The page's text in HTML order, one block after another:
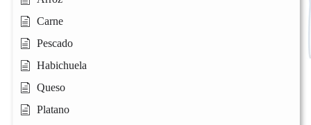
Carne
Pescado
Habichuela
Queso
Platano